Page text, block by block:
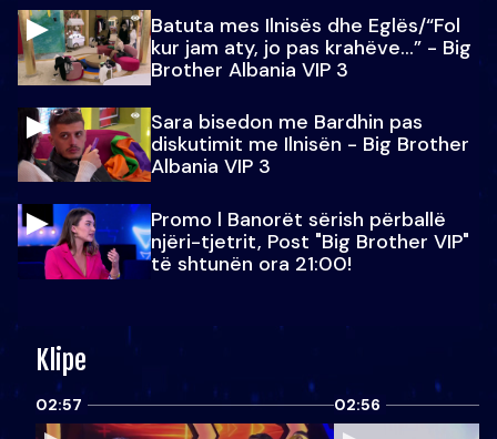
Batuta mes Ilnisës dhe Eglës/“Fol
kur jam aty, jo pas krahëve…” - Big
Brother Albania VIP 3
Sara bisedon me Bardhin pas
diskutimit me Ilnisën - Big Brother
Albania VIP 3
Promo l Banorët sërish përballë
njëri-tjetrit, Post "Big Brother VIP"
të shtunën ora 21:00!
Klipe
02:57 02:56